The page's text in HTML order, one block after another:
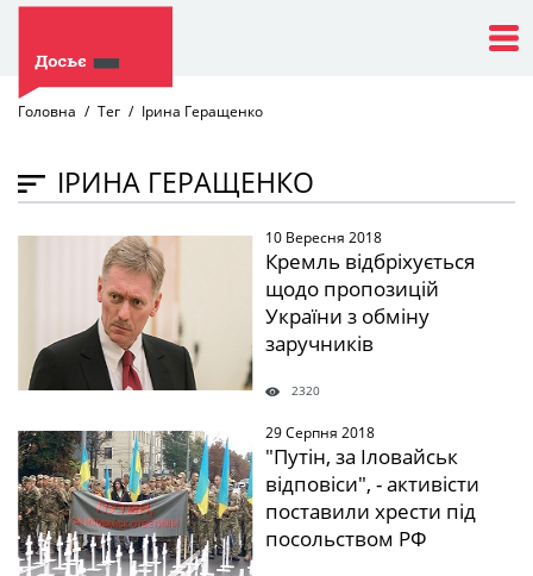
Головна Тег Ірина Геращенко
ІРИНА ГЕРАЩЕНКО
10 Вересня 2018
Кремль відбріхується
щодо пропозицій
України з обміну
заручників
2320
" /> 29 Серпня 2018
"Путін, за Іловайськ
відповіси", - активісти
поставили хрести під
посольством РФ